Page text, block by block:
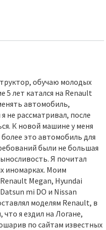
обучаю молодых
лет катался на Renault
автомобиль,
не рассматривал, после
К новой машине у меня
это автомобиль для
были не большая
Я почитал
иномарках. Моим
Megan, Hyundai
mi DO и Nissan
моделям Renault, в
что я ездил на Логане,
по сайтам известных